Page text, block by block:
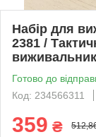
Набір для
2381 /
Готово до
Код: 234566311
359 ₴